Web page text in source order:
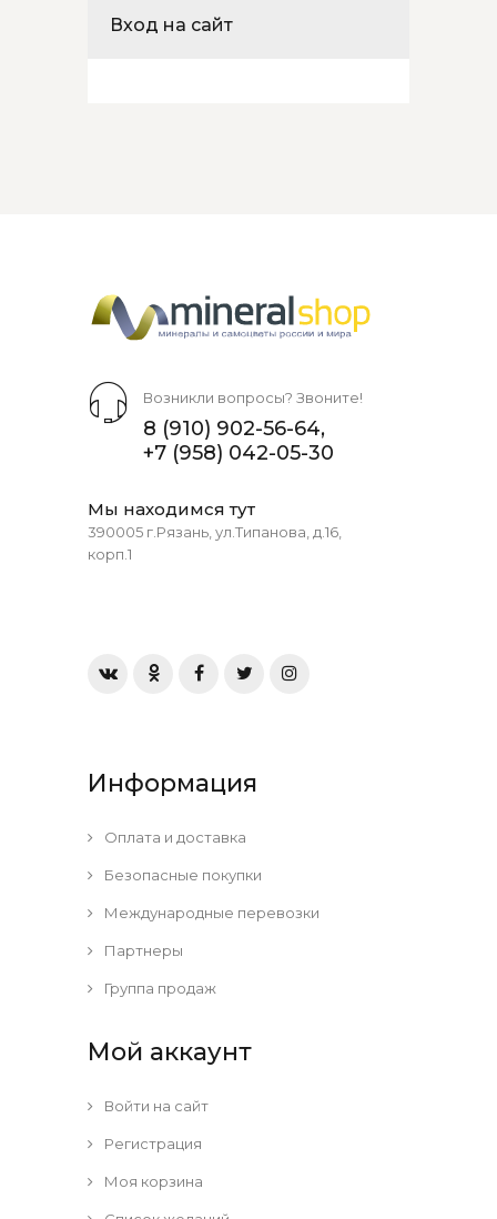
Вход на сайт
Возникли вопросы? Звоните!
8 (910) 902-56-64,
+7 (958) 042-05-30
Мы находимся тут
390005 г.Рязань, ул.Типанова, д.16,
корп.1
Информация
Оплата и доставка
Безопасные покупки
Международные перевозки
Партнеры
Группа продаж
Мой аккаунт
Войти на сайт
Регистрация
Моя корзина